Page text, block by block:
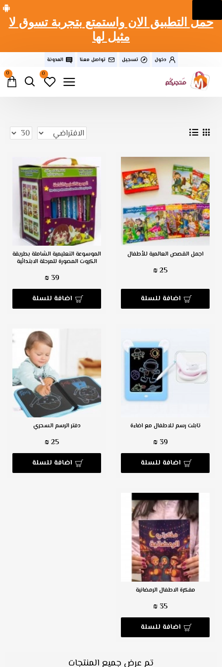
حمل التطبيق الان واستمتع بتجربة تسوق لا
مثيل لها
دخول تسجيل تواصل معنا
المدونة
0
0
اجمل القصص العالمية للأطفال
25 ₪
اضافة للسلة
الموسوعة التعليمية الشاملة بطريقة
الكروت المصورة للمرحلة الابتدائية
39 ₪
اضافة للسلة
تابلت رسم للاطفال مع اضاءة
39 ₪
اضافة للسلة
دفتر الرسم السحري
25 ₪
اضافة للسلة
مفكرة الاطفال الرمضانية
35 ₪
اضافة للسلة
تم عرض جميع المنتجات